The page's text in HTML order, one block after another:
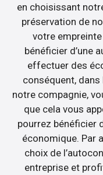
en choisissant
préservation de
votre
bénéficier d’une
effectuer des
conséquent, dans
notre compagnie,
que cela vous
pourrez bénéficier
économique. Par
choix de
entreprise et